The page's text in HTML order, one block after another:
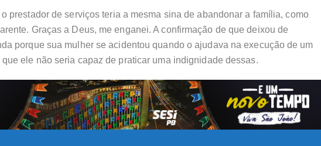
prestador de serviços teria a mesma sina de abandonar a família, como
Graças a Deus, me enganei. A confirmação de que deixou de
porque sua mulher se acidentou quando o ajudava na execução de um
ele não seria capaz de praticar uma indignidade dessas.